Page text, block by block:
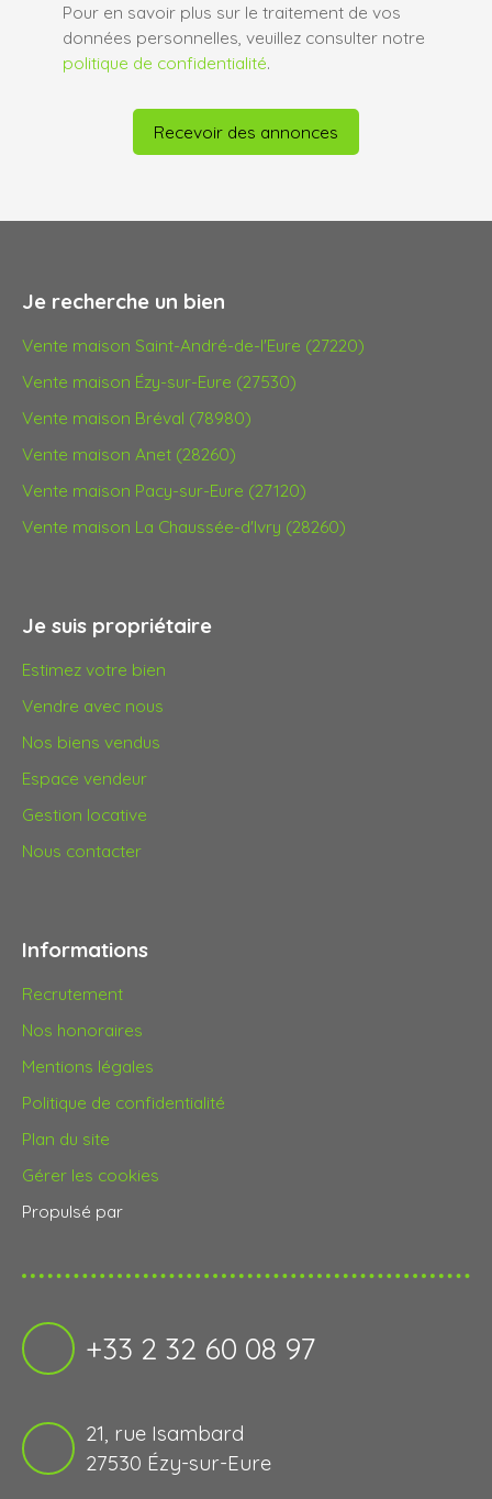
Pour en savoir plus sur le traitement de vos
données personnelles, veuillez consulter notre
politique de confidentialité.
Recevoir des annonces
Je recherche un bien
Vente maison Saint-André-de-l'Eure (27220)
Vente maison Ézy-sur-Eure (27530)
Vente maison Bréval (78980)
Vente maison Anet (28260)
Vente maison Pacy-sur-Eure (27120)
Vente maison La Chaussée-d'Ivry (28260)
Je suis propriétaire
Estimez votre bien
Vendre avec nous
Nos biens vendus
Espace vendeur
Gestion locative
Nous contacter
Informations
Recrutement
Nos honoraires
Mentions légales
Politique de confidentialité
Plan du site
Gérer les cookies
Propulsé par
+33 2 32 60 08 97
21, rue Isambard
27530 Ézy-sur-Eure